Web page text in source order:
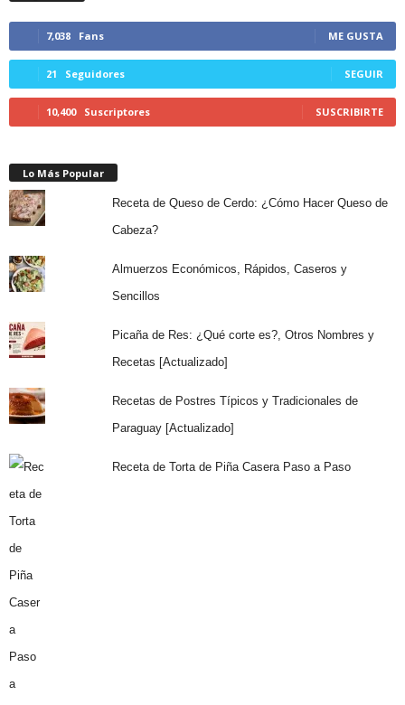
7,038 Fans ME GUSTA
21 Seguidores SEGUIR
10,400 Suscriptores SUSCRIBIRTE
Lo Más Popular
Receta de Queso de Cerdo: ¿Cómo Hacer Queso de
Cabeza?
Almuerzos Económicos, Rápidos, Caseros y
Sencillos
Picaña de Res: ¿Qué corte es?, Otros Nombres y
Recetas [Actualizado]
Recetas de Postres Típicos y Tradicionales de
Paraguay [Actualizado]
Receta de Torta de Piña Casera Paso a Paso